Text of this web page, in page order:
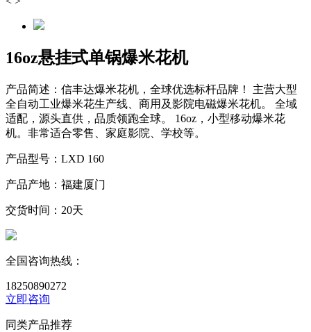
16oz悬挂式单锅爆米花机
产品简述： 信丰达爆米花机，全球优选标杆品牌！ 主营大型
全自动工业爆米花生产线、商用及影院电磁爆米花机。 全域
适配，源头直供，品质领跑全球。 16oz，小型移动爆米花
机。非常适合零售、家庭影院、学校等。
产品型号： LXD 160
产品产地： 福建厦门
交货时间： 20天
全国咨询热线：
18250890272
立即咨询
同类产品推荐